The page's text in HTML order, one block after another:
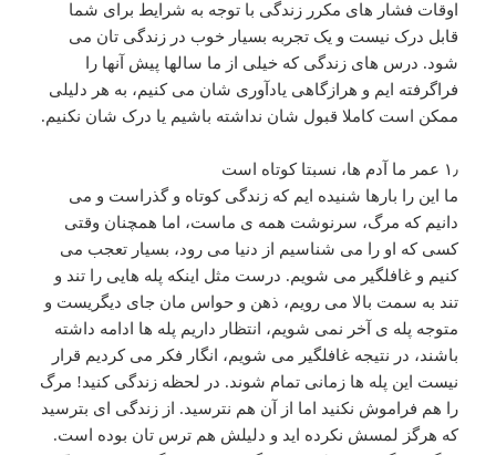
اوقات فشار های مکرر زندگی با توجه به شرایط برای شما
قابل درک نیست و یک تجربه بسیار خوب در زندگی تان می
شود. درس های زندگی که خیلی از ما سالها پیش آنها را
فراگرفته ایم و هرازگاهی یادآوری شان می کنیم، به هر دلیلی
ممکن است کاملا قبول شان نداشته باشیم یا درک شان نکنیم.
۱٫ عمر ما آدم ها، نسبتا کوتاه است
ما این را بارها شنیده ایم که زندگی کوتاه و گذراست و می
دانیم که مرگ، سرنوشت همه ی ماست، اما همچنان وقتی
کسی که او را می شناسیم از دنیا می رود، بسیار تعجب می
کنیم و غافلگیر می شویم. درست مثل اینکه پله هایی را تند و
تند به سمت بالا می رویم، ذهن و حواس مان جای دیگریست و
متوجه پله ی آخر نمی شویم، انتظار داریم پله ها ادامه داشته
باشند، در نتیجه غافلگیر می شویم، انگار فکر می کردیم قرار
نیست این پله ها زمانی تمام شوند. در لحظه زندگی کنید! مرگ
را هم فراموش نکنید اما از آن هم نترسید. از زندگی ای بترسید
که هرگز لمسش نکرده اید و دلیلش هم ترس تان بوده است.